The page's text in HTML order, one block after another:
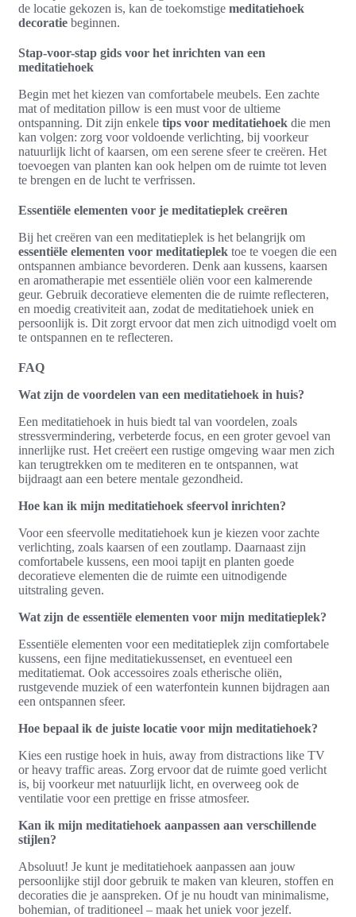
de locatie gekozen is, kan de toekomstige meditatiehoek
decoratie beginnen.
Stap-voor-stap gids voor het inrichten van een
meditatiehoek
Begin met het kiezen van comfortabele meubels. Een zachte
mat of meditation pillow is een must voor de ultieme
ontspanning. Dit zijn enkele tips voor meditatiehoek die men
kan volgen: zorg voor voldoende verlichting, bij voorkeur
natuurlijk licht of kaarsen, om een serene sfeer te creëren. Het
toevoegen van planten kan ook helpen om de ruimte tot leven
te brengen en de lucht te verfrissen.
Essentiële elementen voor je meditatieplek creëren
Bij het creëren van een meditatieplek is het belangrijk om
essentiële elementen voor meditatieplek toe te voegen die een
ontspannen ambiance bevorderen. Denk aan kussens, kaarsen
en aromatherapie met essentiële oliën voor een kalmerende
geur. Gebruik decoratieve elementen die de ruimte reflecteren,
en moedig creativiteit aan, zodat de meditatiehoek uniek en
persoonlijk is. Dit zorgt ervoor dat men zich uitnodigd voelt om
te ontspannen en te reflecteren.
FAQ
Wat zijn de voordelen van een meditatiehoek in huis?
Een meditatiehoek in huis biedt tal van voordelen, zoals
stressvermindering, verbeterde focus, en een groter gevoel van
innerlijke rust. Het creëert een rustige omgeving waar men zich
kan terugtrekken om te mediteren en te ontspannen, wat
bijdraagt aan een betere mentale gezondheid.
Hoe kan ik mijn meditatiehoek sfeervol inrichten?
Voor een sfeervolle meditatiehoek kun je kiezen voor zachte
verlichting, zoals kaarsen of een zoutlamp. Daarnaast zijn
comfortabele kussens, een mooi tapijt en planten goede
decoratieve elementen die de ruimte een uitnodigende
uitstraling geven.
Wat zijn de essentiële elementen voor mijn meditatieplek?
Essentiële elementen voor een meditatieplek zijn comfortabele
kussens, een fijne meditatiekussenset, en eventueel een
meditatiemat. Ook accessoires zoals etherische oliën,
rustgevende muziek of een waterfontein kunnen bijdragen aan
een ontspannen sfeer.
Hoe bepaal ik de juiste locatie voor mijn meditatiehoek?
Kies een rustige hoek in huis, away from distractions like TV
or heavy traffic areas. Zorg ervoor dat de ruimte goed verlicht
is, bij voorkeur met natuurlijk licht, en overweeg ook de
ventilatie voor een prettige en frisse atmosfeer.
Kan ik mijn meditatiehoek aanpassen aan verschillende
stijlen?
Absoluut! Je kunt je meditatiehoek aanpassen aan jouw
persoonlijke stijl door gebruik te maken van kleuren, stoffen en
decoraties die je aanspreken. Of je nu houdt van minimalisme,
bohemian, of traditioneel – maak het uniek voor jezelf.